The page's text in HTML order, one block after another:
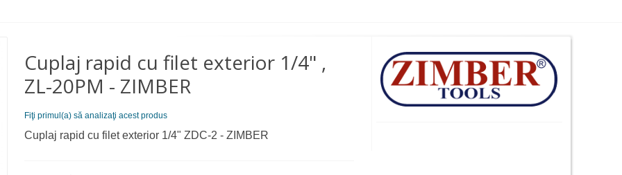
Cuplaj rapid cu filet exterior 1/4" ,
ZL-20PM - ZIMBER
Fiţi primul(a) să analizaţi acest produs
Cuplaj rapid cu filet exterior 1/4" ZDC-2 - ZIMBER